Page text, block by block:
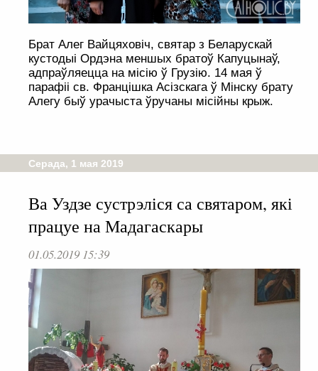
Брат Алег Вайцяховіч, святар з Беларускай
кустодыі Ордэна меншых братоў Капуцынаў,
адпраўляецца на місію ў Грузію. 14 мая ў
парафіі св. Францішка Асізскага ў Мінску брату
Алегу быў урачыста ўручаны місійны крыж.
Серада, 1 мая 2019
Ва Уздзе сустрэліся са святаром, які
працуе на Мадагаскары
01.05.2019 15:39